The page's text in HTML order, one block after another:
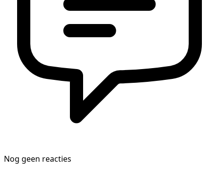
Nog geen reacties